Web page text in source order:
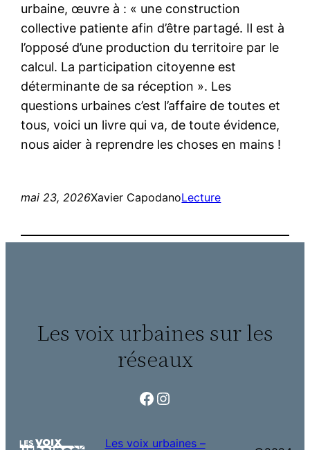
urbaine, œuvre à : « une construction
collective patiente afin d’être partagé. Il est à
l’opposé d’une production du territoire par le
calcul. La participation citoyenne est
déterminante de sa réception ». Les
questions urbaines c’est l’affaire de toutes et
tous, voici un livre qui va, de toute évidence,
nous aider à reprendre les choses en mains !
mai 23, 2026Xavier CapodanoLecture
Les voix urbaines sur les
réseaux
Facebook Instagram
Les voix urbaines –